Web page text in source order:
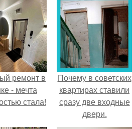
ремонт в
- мечта
стала!
Почему в советских
квартирах ставили
сразу две входные
двери.